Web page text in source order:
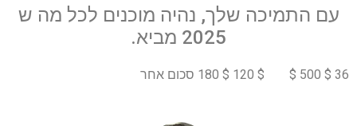
עם התמיכה שלך, נהיה מוכנים לכל מה ש
2025 מביא.
36 $ 500 $ $ 120 $ 180 סכום אחר